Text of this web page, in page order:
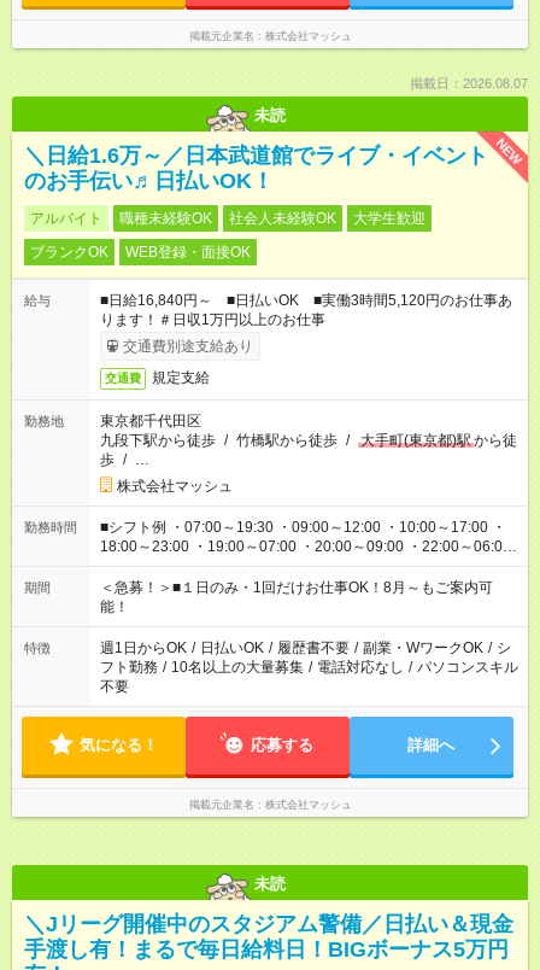
掲載元企業名 株式会社マッシュ
掲載日：2026.08.07
未読
NEW
＼日給1.6万～／日本武道館でライブ・イベント
のお手伝い♬日払いOK！
アルバイト 職種未経験OK 社会人未経験OK
大学生歓迎
ブランクOK
WEB登録・面接OK
給与
■日給16,840円～ ■日払いOK ■実働3時間5,120円のお仕事あ
ります！＃日収1万円以上のお仕事
交通費別途支給あり
交通費 規定支給
勤務地
東京都千代田区
九段下駅から徒歩 / 竹橋駅から徒歩 / 大手町(東京都)駅から徒
歩 / …
株式会社マッシュ
勤務時間
■シフト例 ・07:00～19:30 ・09:00～12:00 ・10:00～17:00 ・
18:00～23:00 ・19:00～07:00 ・20:00～09:00 ・22:00～06:00
etc ★最短で3時間で5,120円のお仕事から 15時間で2万円近く稼
げるお仕事も！ ご希望のお時間に合わせてご紹介！ ※シフトは
現場によって異なります。 ※勿論、休憩時間はあるのでご安心
ください！
期間
＜急募！＞■１日のみ・1回だけお仕事OK！8月～もご案内可
能！
特徴 週1日からOK / 日払いOK / 履歴書不要 / 副業・WワークOK / シ
フト勤務 / 10名以上の大量募集 / 電話対応なし / パソコンスキル
不要
気になる！ 応募する 詳細へ
掲載元企業名 株式会社マッシュ
未読
＼Jリーグ開催中のスタジアム警備／日払い＆現金
手渡し有！まるで毎日給料日！BIGボーナス5万円